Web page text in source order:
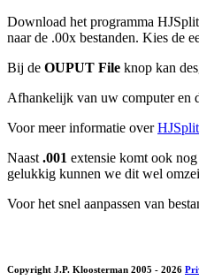
Download het programma
naar de .00x bestanden. Kies de
Bij de OUPUT File knop kan
Afhankelijk van uw computer en
Voor meer informatie over
Naast .001 extensie komt ook
gelukkig kunnen we dit wel
Voor het snel aanpassen van
Copyright J.P. Kloosterman 2005 - 2026